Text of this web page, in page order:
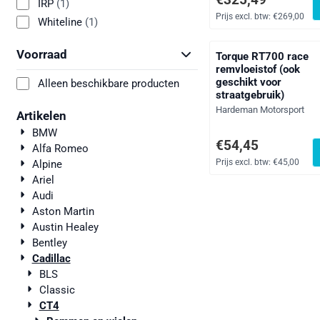
IRP (1)
Whiteline (1)
Voorraad
Alleen beschikbare producten
Artikelen
BMW
Alfa Romeo
Alpine
Ariel
Audi
Aston Martin
Austin Healey
Bentley
Cadillac
BLS
Classic
CT4
Prijs excl. btw: €269,00
Torque RT700 race
remvloeistof (ook
geschikt voor
straatgebruik)
Merk:
Hardeman Motorsport
Prijs: 54,45, exclusief
€54,45
Prijs excl. btw: €45,00